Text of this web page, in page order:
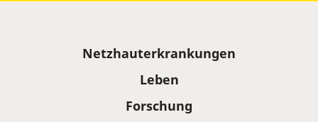
Netzhauterkrankungen
Leben
Forschung